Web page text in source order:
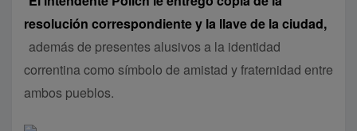
resolución correspondiente y la llave de la ciudad,
además de presentes alusivos a la identidad
correntina como símbolo de amistad y fraternidad entre
ambos pueblos.